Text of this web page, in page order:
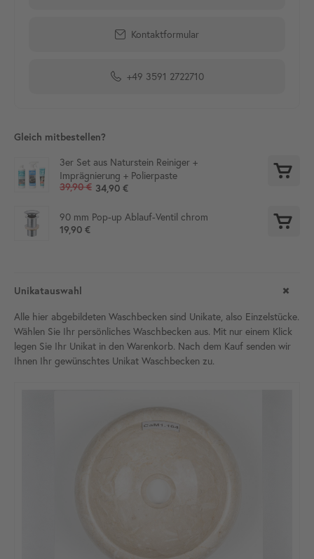
Kontaktformular
+49 3591 2722710
Gleich mitbestellen?
3er Set aus Naturstein Reiniger +
Imprägnierung + Polierpaste
39,90 € 34,90 €
90 mm Pop-up Ablauf-Ventil chrom
19,90 €
Unikatauswahl
Alle hier abgebildeten Waschbecken sind Unikate, also Einzelstücke.
Wählen Sie Ihr persönliches Waschbecken aus. Mit nur einem Klick
legen Sie Ihr Unikat in den Warenkorb. Nach dem Kauf senden wir
Ihnen Ihr gewünschtes Unikat Waschbecken zu.